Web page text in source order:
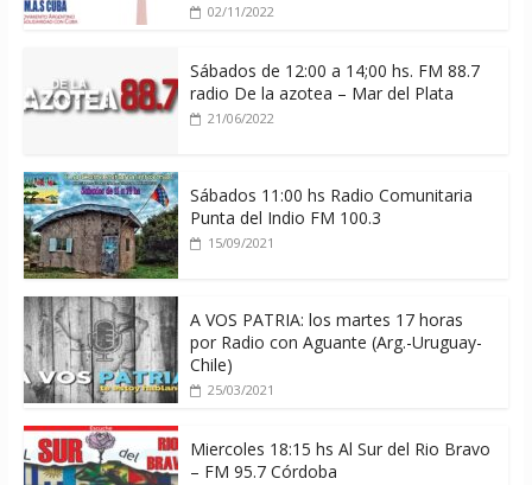
02/11/2022
Sábados de 12:00 a 14;00 hs. FM 88.7
radio De la azotea – Mar del Plata
21/06/2022
Sábados 11:00 hs Radio Comunitaria
Punta del Indio FM 100.3
15/09/2021
A VOS PATRIA: los martes 17 horas
por Radio con Aguante (Arg.-Uruguay-
Chile)
25/03/2021
Miercoles 18:15 hs Al Sur del Rio Bravo
– FM 95.7 Córdoba